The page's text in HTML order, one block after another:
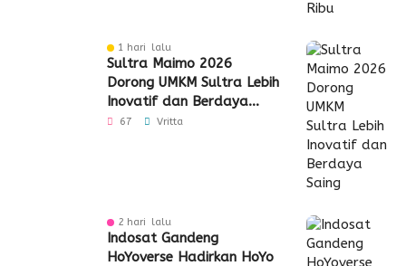
1 hari lalu
Sultra Maimo 2026
Dorong UMKM Sultra Lebih
Inovatif dan Berdaya
Saing
67 Vritta
2 hari lalu
Indosat Gandeng
HoYoverse Hadirkan HoYo